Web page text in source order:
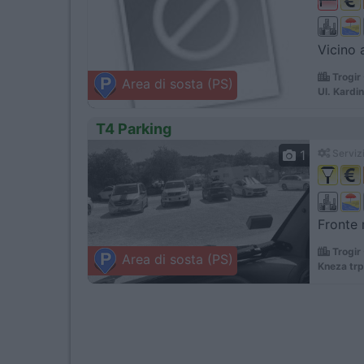
Area di sosta (PS)
Vicino
Trogir
Ul.
T4 Parking
Area di sosta (PS)
1
Fronte
Trogir
Kneza